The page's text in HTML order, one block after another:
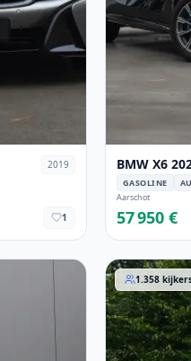
2019
1
BMW X6
GASOLINE
Aarschot
57 950 €
Porsche 991
1.358